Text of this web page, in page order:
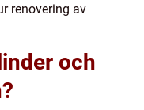
renovering av
och